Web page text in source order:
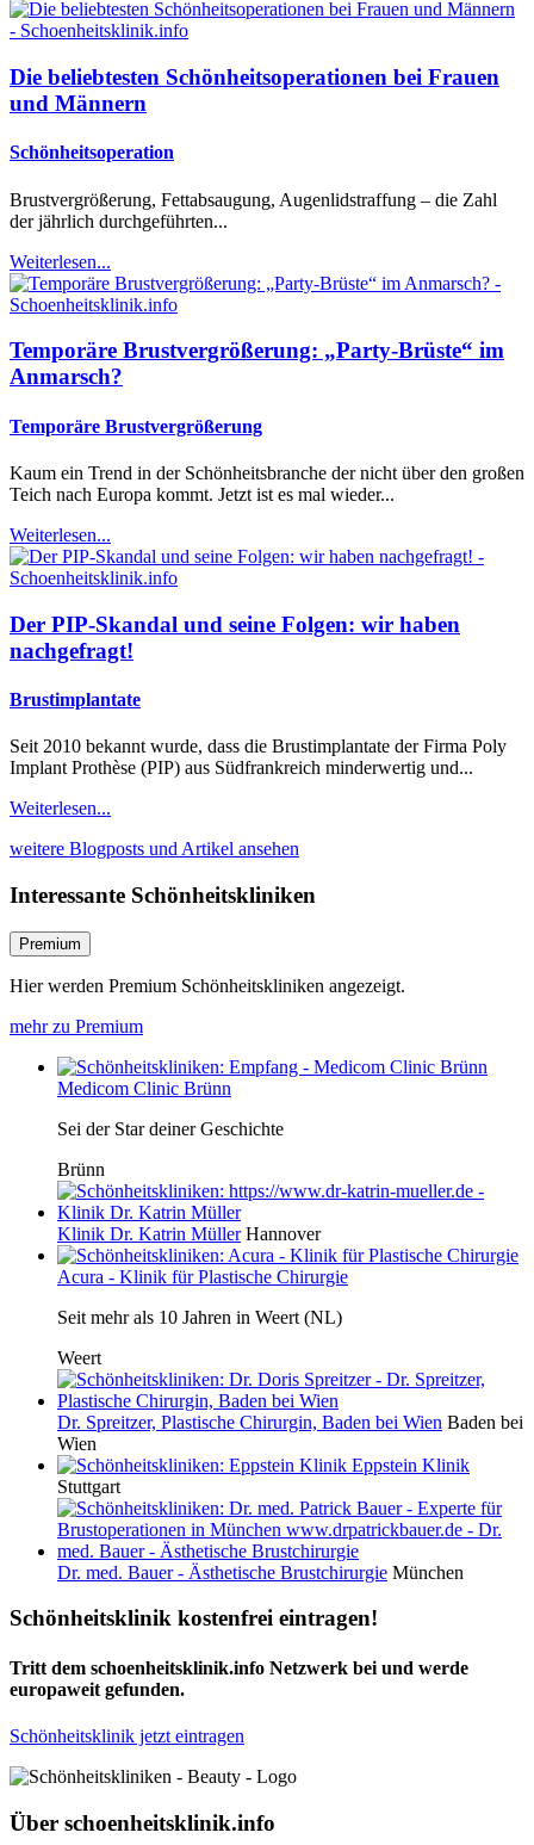
Die beliebtesten Schönheitsoperationen bei Frauen
und Männern
Schönheitsoperation
Brustvergrößerung, Fettabsaugung, Augenlidstraffung – die Zahl
der jährlich durchgeführten...
Weiterlesen...
Temporäre Brustvergrößerung: „Party-Brüste“ im
Anmarsch?
Temporäre Brustvergrößerung
Kaum ein Trend in der Schönheitsbranche der nicht über den großen
Teich nach Europa kommt. Jetzt ist es mal wieder...
Weiterlesen...
Der PIP-Skandal und seine Folgen: wir haben
nachgefragt!
Brustimplantate
Seit 2010 bekannt wurde, dass die Brustimplantate der Firma Poly
Implant Prothèse (PIP) aus Südfrankreich minderwertig und...
Weiterlesen...
weitere Blogposts und Artikel ansehen
Interessante Schönheitskliniken
Premium
Hier werden Premium Schönheitskliniken angezeigt.
mehr zu Premium
Medicom Clinic Brünn
Sei der Star deiner Geschichte
Brünn
Klinik Dr. Katrin Müller Hannover
Acura - Klinik für Plastische Chirurgie
Seit mehr als 10 Jahren in Weert (NL)
Weert
Dr. Spreitzer, Plastische Chirurgin, Baden bei Wien Baden bei
Wien
Eppstein Klinik
Stuttgart
Dr. med. Bauer - Ästhetische Brustchirurgie München
Schönheitsklinik kostenfrei eintragen!
Tritt dem schoenheitsklinik.info Netzwerk bei und werde
europaweit gefunden.
Schönheitsklinik jetzt eintragen
Über schoenheitsklinik.info